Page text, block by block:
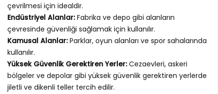
çevrilmesi için idealdir.
Endüstriyel Alanlar:Fabrika ve depo gibi alanların
çevresinde güvenliği sağlamak için kullanılır.
Kamusal Alanlar:Parklar, oyun alanları ve spor sahalarında
kullanılır.
Yüksek Güvenlik Gerektiren Yerler:Cezaevleri, askeri
bölgeler ve depolar gibi yüksek güvenlik gerektiren yerlerde
jiletli ve dikenli teller tercih edilir.